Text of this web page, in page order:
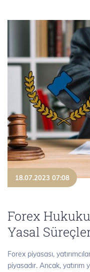
18.07.2023 07:08
Forex
Yasal
Forex piyasası,
piyasadır. Ancak,